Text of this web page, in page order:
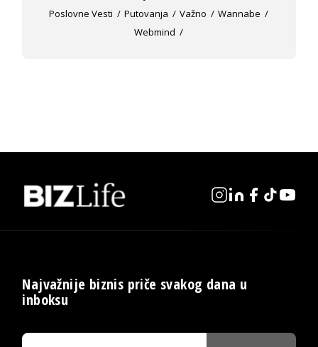
Poslovne Vesti
Putovanja Važno
Wannabe
Webmind
Najvažnije biznis priče svakog dana u
inboksu